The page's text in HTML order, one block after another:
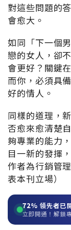
對這些問題的
會愈大。
如同「下一個
戀的女人，卻
會更好？關鍵
而你，必須具
好的情人。
同樣的道理，
否愈來愈清楚
夠專業的能力
目一新的發揮
作者為行銷管
表本刊立場）
72% 領先者已
立即開通！解鎖